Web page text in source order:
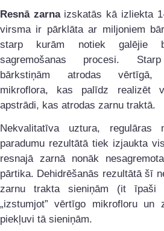
Resnā zarnaizskatās kā izliekta
virsma ir pārklāta ar miljoniem
starp kurām notiek galējie
sagremošanas procesi.
bārkstiņām atrodas vērtīgā,
mikroflora, kas palīdz realizēt
apstrādi, kas atrodas zarnu traktā.
Nekvalitatīva uztura, regulāras
paradumu rezultātā tiek izjaukta
resnajā zarnā nonāk
pārtika. Dehidrēšanās rezultātā šī
zarnu trakta sieniņām (it īpaši
„izstumjot” vērtīgo mikrofloru un
piekļuvi tā sieniņām.